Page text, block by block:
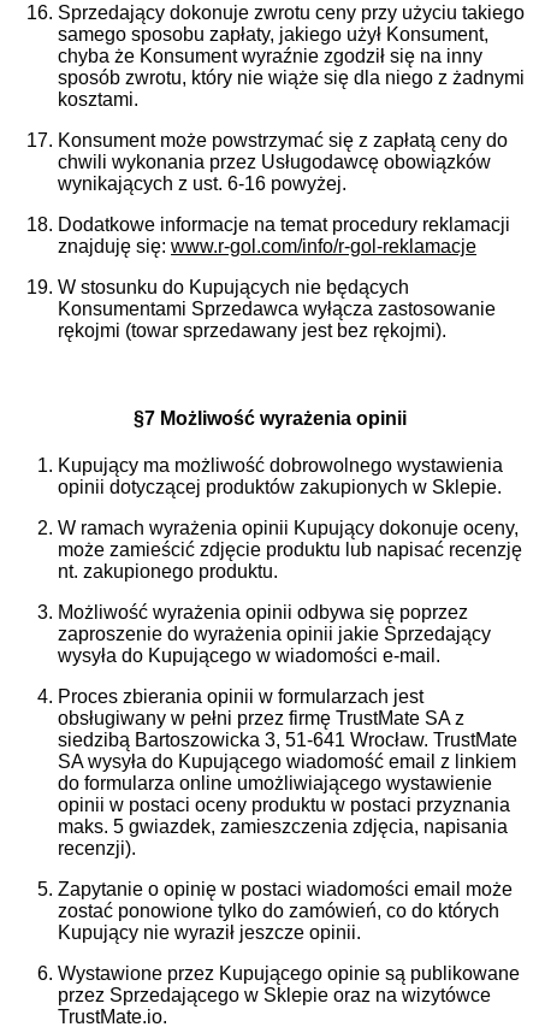
Sprzedający dokonuje zwrotu ceny przy użyciu takiego
samego sposobu zapłaty, jakiego użył Konsument,
chyba że Konsument wyraźnie zgodził się na inny
sposób zwrotu, który nie wiąże się dla niego z żadnymi
kosztami.
Konsument może powstrzymać się z zapłatą ceny do
chwili wykonania przez Usługodawcę obowiązków
wynikających z ust. 6-16 powyżej.
Dodatkowe informacje na temat procedury reklamacji
znajduję się: www.r-gol.com/info/r-gol-reklamacje
W stosunku do Kupujących nie będących
Konsumentami Sprzedawca wyłącza zastosowanie
rękojmi (towar sprzedawany jest bez rękojmi).
§7 Możliwość wyrażenia opinii
Kupujący ma możliwość dobrowolnego wystawienia
opinii dotyczącej produktów zakupionych w Sklepie.
W ramach wyrażenia opinii Kupujący dokonuje oceny,
może zamieścić zdjęcie produktu lub napisać recenzję
nt. zakupionego produktu.
Możliwość wyrażenia opinii odbywa się poprzez
zaproszenie do wyrażenia opinii jakie Sprzedający
wysyła do Kupującego w wiadomości e-mail.
Proces zbierania opinii w formularzach jest
obsługiwany w pełni przez firmę TrustMate SA z
siedzibą Bartoszowicka 3, 51-641 Wrocław. TrustMate
SA wysyła do Kupującego wiadomość email z linkiem
do formularza online umożliwiającego wystawienie
opinii w postaci oceny produktu w postaci przyznania
maks. 5 gwiazdek, zamieszczenia zdjęcia, napisania
recenzji).
Zapytanie o opinię w postaci wiadomości email może
zostać ponowione tylko do zamówień, co do których
Kupujący nie wyraził jeszcze opinii.
Wystawione przez Kupującego opinie są publikowane
przez Sprzedającego w Sklepie oraz na wizytówce
TrustMate.io.